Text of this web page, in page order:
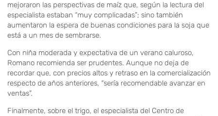
mejoraron las perspectivas de maíz que, según la lectura del
especialista estaban “muy complicadas”; sino también
aumentaron la espera de buenas condiciones para la soja que
está a un mes de sembrarse.
Con niña moderada y expectativa de un verano caluroso,
Romano recomienda ser prudentes. Aunque no deja de
recordar que, con precios altos y retraso en la comercialización
respecto de años anteriores, “sería recomendable avanzar en
ventas”.
Finalmente, sobre el trigo, el especialista del Centro de